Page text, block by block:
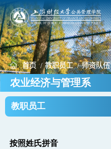
导航
学院概况
人才培养
科学研究
首页 / 教职员工 / 师资队伍
农业经济与管理系
教职员工
按照姓氏拼音